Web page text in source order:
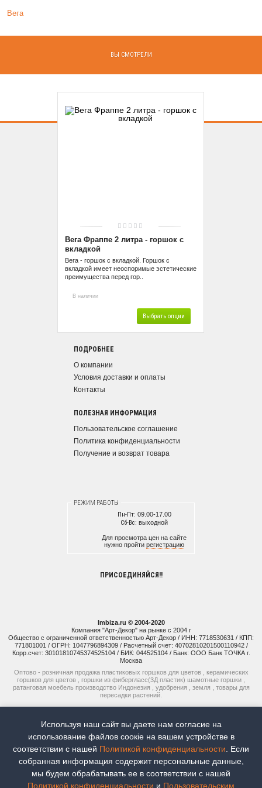
Вега
ВЫ СМОТРЕЛИ
Вега Фраппе 2 литра - горшок с
вкладкой
Вега - горшок с вкладкой. Горшок с
вкладкой имеет неоспоримые эстетические
преимущества перед гор..
В наличии
Выбрать опции
ПОДРОБНЕЕ
О компании
Условия доставки и оплаты
Контакты
ПОЛЕЗНАЯ ИНФОРМАЦИЯ
Пользовательское соглашение
Политика конфиденциальности
Получение и возврат товара
РЕЖИМ РАБОТЫ
Пн-Пт: 09.00-17.00
Сб-Вс: выходной
Для просмотра цен на сайте
нужно пройти регистрацию
ПРИСОЕДИНЯЙСЯ!!
Imbiza.ru © 2004-2020
Компания "Арт-Декор" на рынке с 2004 г
Общество с ограниченной ответственностью Арт-Декор / ИНН: 7718530631 / КПП:
771801001 / ОГРН: 1047796894309 / Расчетный счет: 40702810201500110942 /
Корр.счет: 30101810745374525104 / БИК: 044525104 / Банк: ООО Банк ТОЧКА г.
Москва
Оптово - розничная продажа пластиковых горшков для цветов , керамических
горшков для цветов , горшки из фибергласс(3Д пластик) шамотные горшки ,
ратанговая моебель производство Индонезия , удобрения , земля , товары для
пересадки растений.
+7 (925) 514-77-74
+7 (926) 941-15-51
Наш рейтинг:5
Всего отзывов:8
Используя наш сайт вы даете нам согласие на
использование файлов соoкіе на вашем устройстве в
соответствии с нашей Политикой конфиденциальности . Если
собранная информация содержит персональные данные,
мы будем обрабатывать ее в соответствии с нашей
Политикой конфиденциальности и Пользовательским